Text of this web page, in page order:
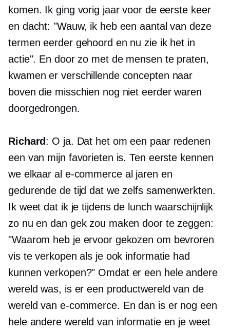
komen. Ik ging vorig jaar voor de eerste keer
en dacht: "Wauw, ik heb een aantal van deze
termen eerder gehoord en nu zie ik het in
actie". En door zo met de mensen te praten,
kwamen er verschillende concepten naar
boven die misschien nog niet eerder waren
doorgedrongen.
Richard: O ja. Dat het om een ​​paar redenen
een van mijn favorieten is. Ten eerste kennen
we elkaar al e-commerceal jaren en
gedurende de tijd dat we zelfs samenwerkten.
Ik weet dat ik je tijdens de lunch waarschijnlijk
zo nu en dan gek zou maken door te zeggen:
"Waarom heb je ervoor gekozen om bevroren
vis te verkopen als je ook informatie had
kunnen verkopen?" Omdat er een hele andere
wereld was, is er een productwereld van de
wereld van e-commerce. En dan is er nog een
hele andere wereld van informatie en je weet